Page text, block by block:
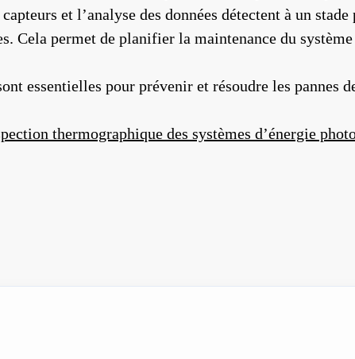
et l’analyse des données détectent à un
Cela permet de planifier la maintenance du
essentielles pour prévenir et résoudre les pannes
thermographique des systèmes d’énergie